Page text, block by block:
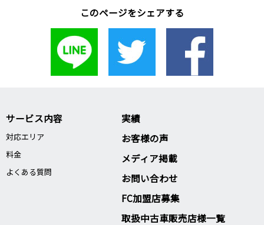
このページをシェアする
サービス内容
対応エリア
料金
よくある質問
実績
お客様の声
メディア掲載
お問い合わせ
FC加盟店募集
取扱中古車販売店様一覧